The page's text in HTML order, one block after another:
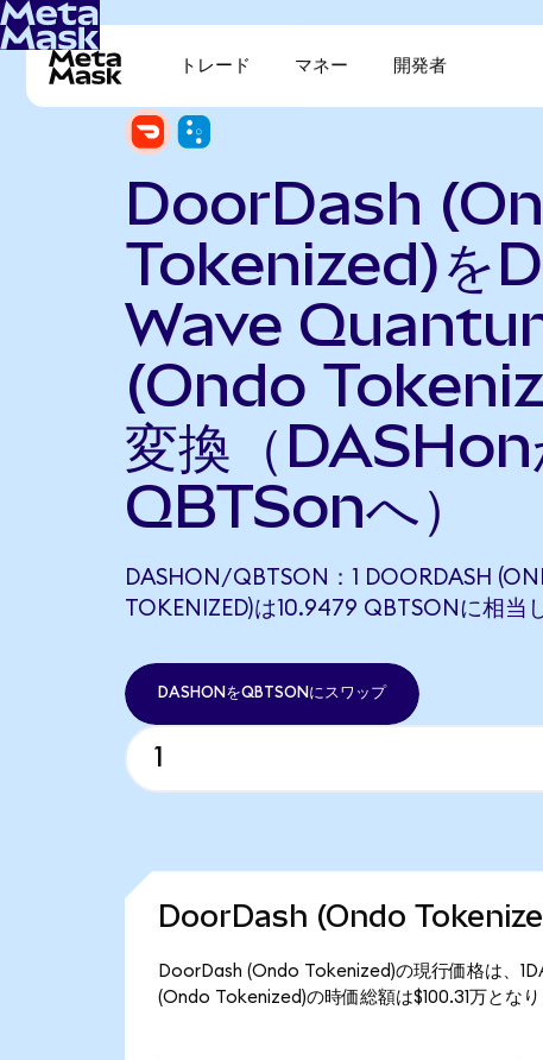
トレード マネー 開発者
DoorDash
Tokenized)を
Wave
(Ondo
変換（DASHon
QBTSonへ）
DASHON/QBTSON：1 DOORDASH
TOKENIZED)は10.9479 QBTSONに相当
DASHONをQBTSONにスワップ
DoorDash (Ondo
DoorDash (Ondo Tokenized)の現行価格は、
(Ondo Tokenized)の時価総額は$100.31万となり